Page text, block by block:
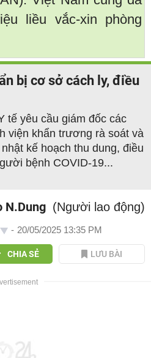
liều vắc-xin phòng
bị cơ sở cách ly, điều
tế yêu cầu giám đốc các
viện khẩn trương rà soát và
kế hoạch thu dung, điều
bệnh COVID-19...
N.Dung (Người lao động)
- 20/05/2025 13:35 PM
CHIA SẺ LƯU BÀI